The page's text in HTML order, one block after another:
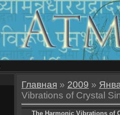
Главная » 2009 »
Vibrations of Crystal
The Harmonic Vibrations of